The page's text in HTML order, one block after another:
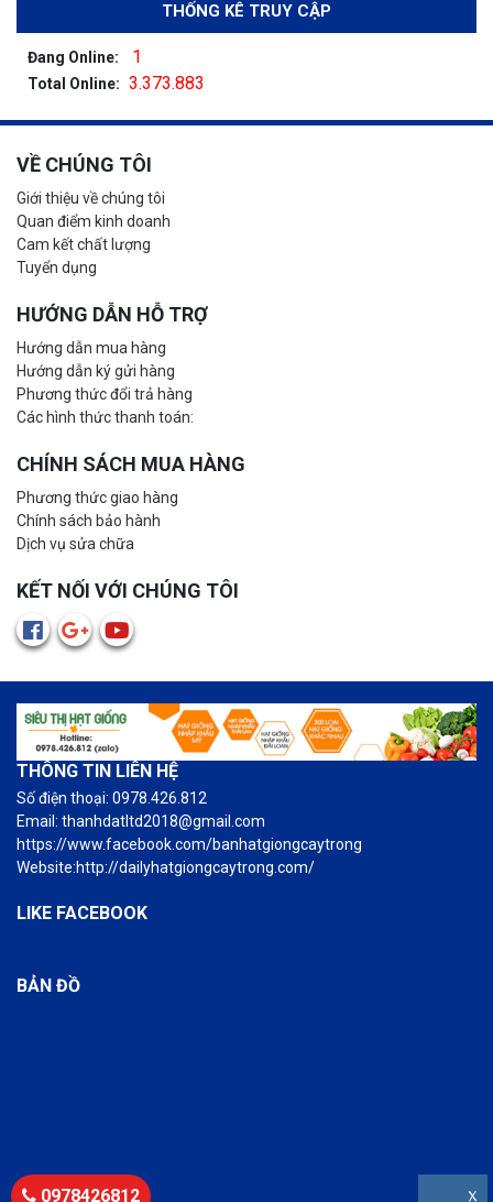
THỐNG KÊ TRUY CẬP
Đang Online: 1
Total Online: 3.373.883
VỀ CHÚNG TÔI
Giới thiệu về chúng tôi
Quan điểm kinh doanh
Cam kết chất lượng
Tuyển dụng
HƯỚNG DẪN HỖ TRỢ
Hướng dẫn mua hàng
Hướng dẫn ký gửi hàng
Phương thức đổi trả hàng
Các hình thức thanh toán:
CHÍNH SÁCH MUA HÀNG
Phương thức giao hàng
Chính sách bảo hành
Dịch vụ sửa chữa
KẾT NỐI VỚI CHÚNG TÔI
THÔNG TIN LIÊN HỆ
Số điện thoại: 0978.426.812
Email: thanhdatltd2018@gmail.com
https://www.facebook.com/banhatgiongcaytrong
Website:http://dailyhatgiongcaytrong.com/
LIKE FACEBOOK
BẢN ĐỒ
0978426812